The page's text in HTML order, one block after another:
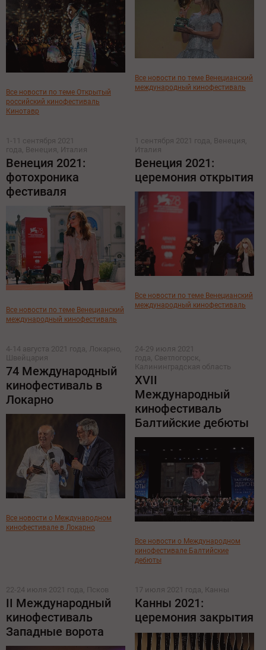
Все новости по теме Открытый
российский кинофестиваль
Кинотавр
Все новости по теме Венецианский
международный кинофестиваль
1-11 сентября 2021
года, Венеция, Италия
Венеция 2021:
фотохроника
фестиваля
Все новости по теме Венецианский
международный кинофестиваль
1 сентября 2021 года, Венеция,
Италия
Венеция 2021:
церемония открытия
Все новости по теме Венецианский
международный кинофестиваль
4-14 августа 2021 года, Локарно,
Швейцария
74 Международный
кинофестиваль в
Локарно
Все новости о Международном
кинофестивале в Локарно
24-29 июля 2021
года, Светлогорск,
Калининградская область
XVII
Международный
кинофестиваль
Балтийские дебюты
Все новости о Международном
кинофестивале Балтийские
дебюты
22-24 июля 2021 года, Псков
II Международный
кинофестиваль
Западные ворота
17 июля 2021 года, Канны
Канны 2021:
церемония закрытия